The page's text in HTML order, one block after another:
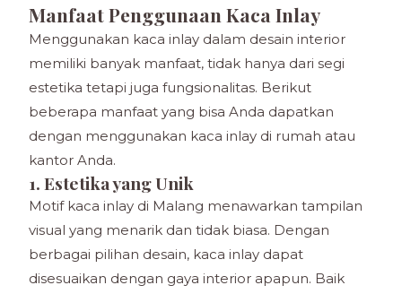
Manfaat Penggunaan Kaca Inlay
Menggunakan kaca inlay dalam desain interior
memiliki banyak manfaat, tidak hanya dari segi
estetika tetapi juga fungsionalitas. Berikut
beberapa manfaat yang bisa Anda dapatkan
dengan menggunakan kaca inlay di rumah atau
kantor Anda.
1. Estetika yang Unik
Motif kaca inlay di Malang menawarkan tampilan
visual yang menarik dan tidak biasa. Dengan
berbagai pilihan desain, kaca inlay dapat
disesuaikan dengan gaya interior apapun. Baik